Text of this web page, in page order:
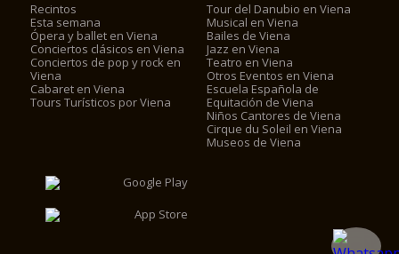
Recintos
Esta semana
Ópera y ballet en Viena
Conciertos clásicos en Viena
Conciertos de pop y rock en
Viena
Cabaret en Viena
Tours Turísticos por Viena
Tour del Danubio en Viena
Musical en Viena
Bailes de Viena
Jazz en Viena
Teatro en Viena
Otros Eventos en Viena
Escuela Española de
Equitación de Viena
Niños Cantores de Viena
Cirque du Soleil en Viena
Museos de Viena